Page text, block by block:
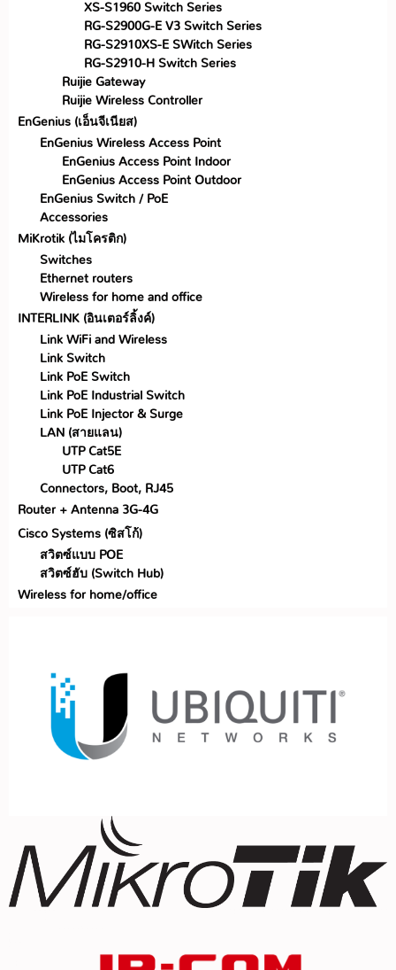
XS-S1960 Switch Series
RG-S2900G-E V3 Switch Series
RG-S2910XS-E SWitch Series
RG-S2910-H Switch Series
Ruijie Gateway
Ruijie Wireless Controller
EnGenius (เอ็นจีเนียส)
EnGenius Wireless Access Point
EnGenius Access Point Indoor
EnGenius Access Point Outdoor
EnGenius Switch / PoE
Accessories
MiKrotik (ไมโครติก)
Switches
Ethernet routers
Wireless for home and office
INTERLINK (อินเตอร์ลิ้งค์)
Link WiFi and Wireless
Link Switch
Link PoE Switch
Link PoE Industrial Switch
Link PoE Injector & Surge
LAN (สายแลน)
UTP Cat5E
UTP Cat6
Connectors, Boot, RJ45
Router + Antenna 3G-4G
Cisco Systems (ซิสโก้)
สวิตซ์แบบ POE
สวิตซ์ฮับ (Switch Hub)
Wireless for home/office